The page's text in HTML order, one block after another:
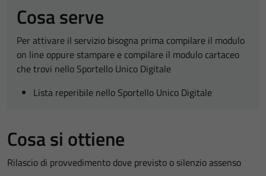
Cosa serve
Per attivare il servizio bisogna prima compilare il modulo
on line oppure stampare e compilare il modulo cartaceo
che trovi nello Sportello Unico Digitale
Lista reperibile nello Sportello Unico Digitale
Cosa si ottiene
Rilascio di provvedimento dove previsto o silenzio assenso